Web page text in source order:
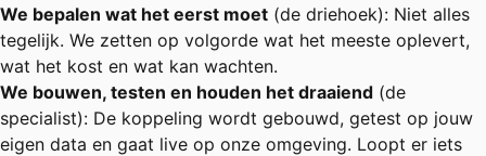
We bepalen wat het eerst moet (de driehoek): Niet alles
tegelijk. We zetten op volgorde wat het meeste oplevert,
wat het kost en wat kan wachten.
We bouwen, testen en houden het draaiend (de
specialist): De koppeling wordt gebouwd, getest op jouw
eigen data en gaat live op onze omgeving. Loopt er iets